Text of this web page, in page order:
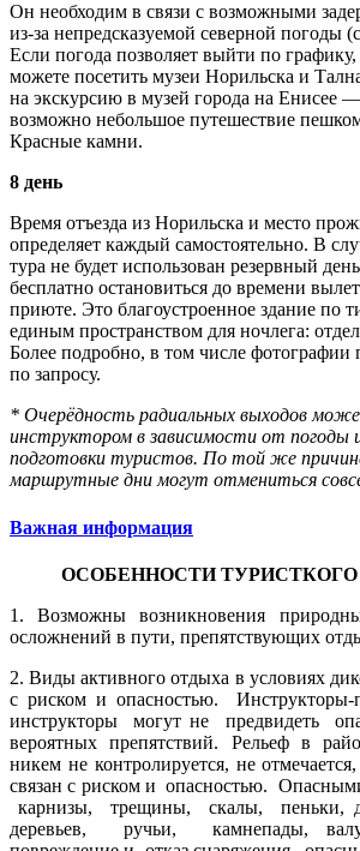
Он необходим в связи с возможными
из-за непредсказуемой северной погоды
Если погода позволяет выйти по
можете посетить музеи Норильска и
на экскурсию в музей города на Енисее
возможно небольшое путешествие
Красные камни.
8 день
Время отъезда из Норильска и место
определяет каждый самостоятельно. В
тура не будет использован резервный
бесплатно остановиться до времени
приюте. Это благоустроенное здание по
единым пространством для ночлега:
Более подробно, в том числе
по запросу.
* Очерёдность радиальных выходов
инструктором в зависимости от погоды
подготовки туристов. По той же
маршрутные дни могут отмениться
Важная информация
ОСОБЕННОСТИ ТУРИСТКОГО
1. Возможны возникновения
осложнений в пути, препятствующих
2. Виды активного отдыха в условиях
с риском и опасностью.
инструкторы могут не предвидеть
вероятных препятствий. Рельеф в
никем не контролируется, не
связан с риском и опасностью.
карнизы, трещины, скалы, пеньки,
деревьев, ручьи, камнепады,